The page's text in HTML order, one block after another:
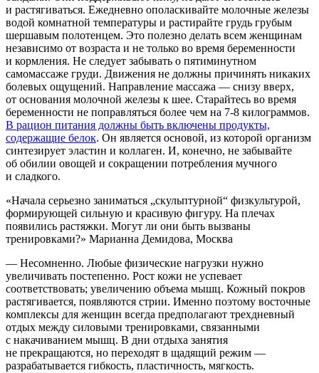
и растягиваться. Ежедневно ополаскивайте молочные железы
водой комнатной температуры и растирайте грудь грубым
шершавым полотенцем. Это полезно делать всем женщинам
независимо от возраста и не только во время беременности
и кормления. Не следует забывать о пятиминутном
самомассаже груди. Движения не должны причинять никаких
болевых ощущений. Направление массажа — снизу вверх,
от основания молочной железы к шее. Старайтесь во время
беременности не поправляться более чем на 7-8 килограммов.
В рацион питания должны быть включены продукты,
содержащие белок. Он является основой, из которой организм
синтезирует эластин и коллаген. И, конечно, не забывайте
об обилии овощей и сокращении потребления мучного
и сладкого.
«Начала серьезно заниматься „скульптурной“ физкультурой,
формирующей сильную и красивую фигуру. На плечах
появились растяжки. Могут ли они быть вызваны
тренировками?» Марианна Демидова, Москва
— Несомненно. Любые физические нагрузки нужно
увеличивать постепенно. Рост кожи не успевает
соответствовать; увеличению объема мышц. Кожный покров
растягивается, появляются стрии. Именно поэтому восточные
комплексы для женщин всегда предполагают трехдневный
отдых между силовыми тренировками, связанными
с накачиванием мышц. В дни отдыха занятия
не прекращаются, но переходят в щадящий режим —
разрабатывается гибкость, пластичность, мягкость.